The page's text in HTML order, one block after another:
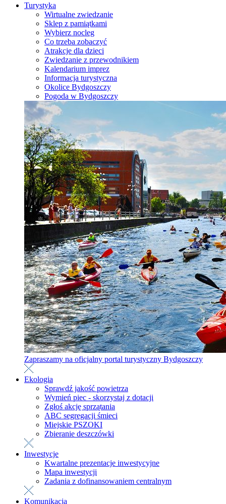
Turystyka
Wirtualne zwiedzanie
Sklep z pamiątkami
Wybierz nocleg
Co trzeba zobaczyć
Atrakcje dla dzieci
Zwiedzanie z przewodnikiem
Kalendarium imprez
Informacja turystyczna
Okolice Bydgoszczy
Pogoda w Bydgoszczy
Zapraszamy na oficjalny portal turystyczny Bydgoszczy
Ekologia
Sprawdź jakość powietrza
Wymień piec - skorzystaj z dotacji
Zgłoś akcję sprzątania
ABC segregacji śmieci
Miejskie PSZOKI
Zbieranie deszczówki
Inwestycje
Kwartalne prezentacje inwestycyjne
Mapa inwestycji
Zadania z dofinansowaniem centralnym
Komunikacja